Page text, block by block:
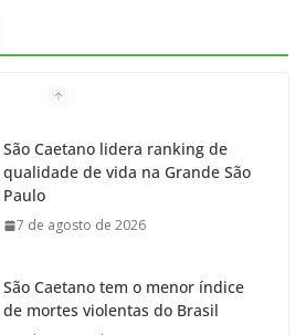
k t
r
u
e
São Caetano lidera ranking de
qualidade de vida na Grande São
Paulo
7 de agosto de 2026
São Caetano tem o menor índice
de mortes violentas do Brasil